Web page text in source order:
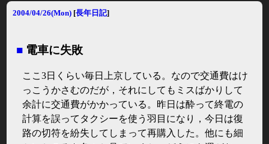
2004/04/26(Mon) [長年日記]
■ 電車に失敗
ここ3日くらい毎日上京している。なので交通費はけ
っこうかさむのだが，それにしてもミスばかりして
余計に交通費がかかっている。昨日は酔って終電の
計算を誤ってタクシーを使う羽目になり，今日は復
路の切符を紛失してしまって再購入した。他にも細